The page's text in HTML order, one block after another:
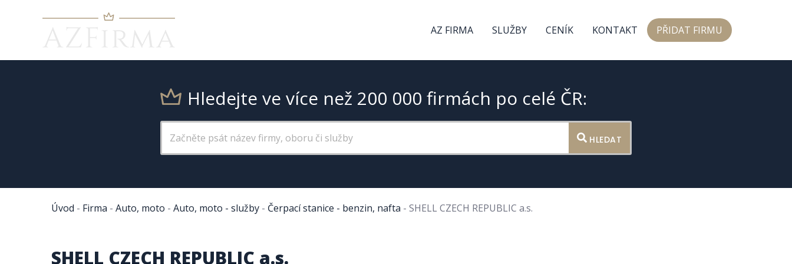
AZ FIRMA SLUŽBY CENÍK KONTAKT PŘIDAT FIRMU
Hledejte ve více než 200 000 firmách po celé ČR:
HLEDAT
Úvod - Firma - Auto, moto - Auto, moto - služby - Čerpací stanice - benzin, nafta - SHELL CZECH REPUBLIC a.s.
SHELL CZECH REPUBLIC a.s.